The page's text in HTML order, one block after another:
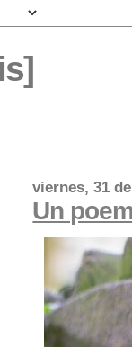
viernes, 31
Un